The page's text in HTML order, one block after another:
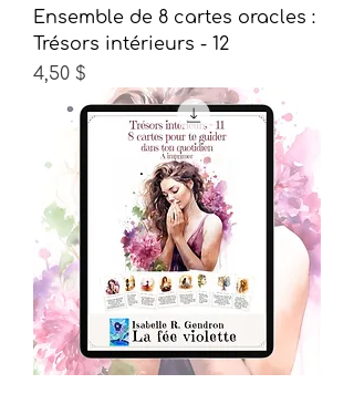
Ensemble de 8 cartes oracles :
Trésors intérieurs - 12
Prix
4,50 $